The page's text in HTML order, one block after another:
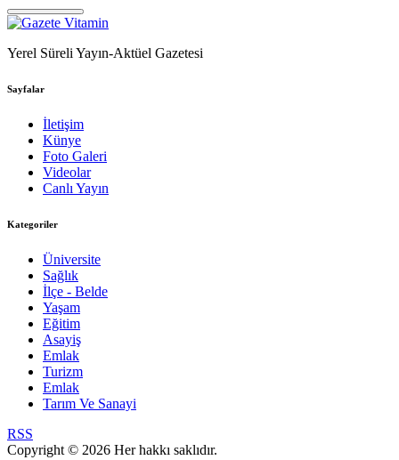
Yerel Süreli Yayın-Aktüel Gazetesi
Sayfalar
İletişim
Künye
Foto Galeri
Videolar
Canlı Yayın
Kategoriler
Üniversite
Sağlık
İlçe - Belde
Yaşam
Eğitim
Asayiş
Emlak
Turizm
Emlak
Tarım Ve Sanayi
RSS
Copyright © 2026 Her hakkı saklıdır.